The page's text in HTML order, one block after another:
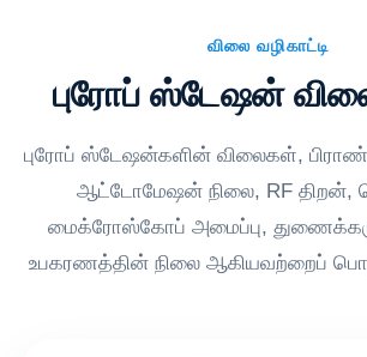
விலை வழிகாட்டி
புரோப் ஸ்டேஷன் விலை
புரோப் ஸ்டேஷன்களின் விலைகள்,
ஆட்டோமேஷன் நிலை, RF திறன்,
மைக்ரோஸ்கோப் அமைப்பு,
உபகரணத்தின் நிலை ஆகியவற்றைப்